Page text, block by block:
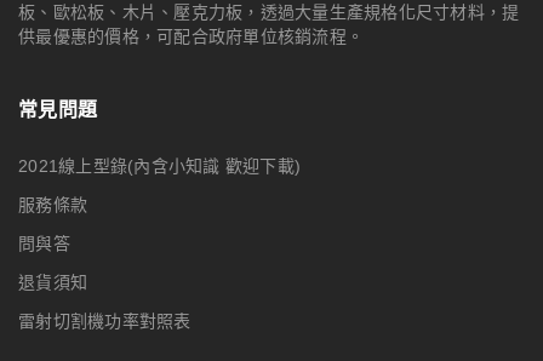
板、歐松板、木片、壓克力板，透過大量生產規格化尺寸材料，提
供最優惠的價格，可配合政府單位核銷流程。
常見問題
2021線上型錄(內含小知識 歡迎下載)
服務條款
問與答
退貨須知
雷射切割機功率對照表